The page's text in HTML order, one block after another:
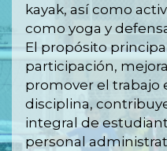
kayak, así como
como yoga y
El propósito
participación,
promover el trabajo
disciplina,
integral de
personal